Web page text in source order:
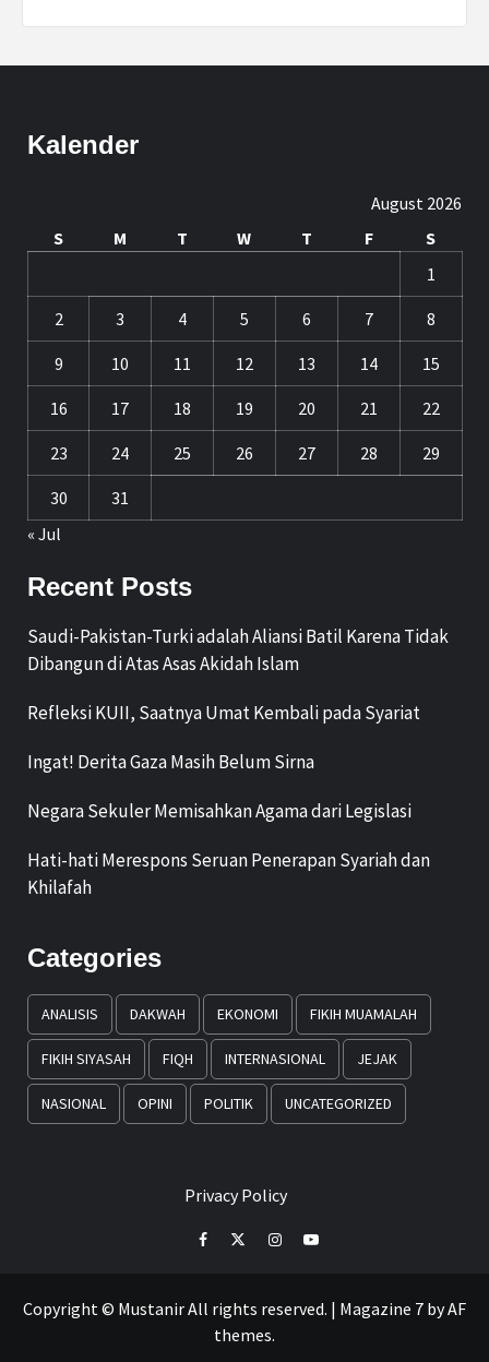
Kalender
August 2026
S
M T W T F
S
1
2 3 4 5 6 7 8
9 10 11 12 13 14 15
16 17 18 19 20 21 22
23 24 25 26 27 28 29
30
31
« Jul
Recent Posts
Saudi-Pakistan-Turki adalah Aliansi Batil Karena Tidak
Dibangun di Atas Asas Akidah Islam
Refleksi KUII, Saatnya Umat Kembali pada Syariat
Ingat! Derita Gaza Masih Belum Sirna
Negara Sekuler Memisahkan Agama dari Legislasi
Hati-hati Merespons Seruan Penerapan Syariah dan
Khilafah
Categories
ANALISIS DAKWAH EKONOMI FIKIH MUAMALAH
FIKIH SIYASAH FIQH INTERNASIONAL JEJAK
NASIONAL OPINI POLITIK UNCATEGORIZED
Privacy Policy
FacebookTwitterInstagramYoutube
Copyright © Mustanir All rights reserved. | Magazine 7 by AF
themes.